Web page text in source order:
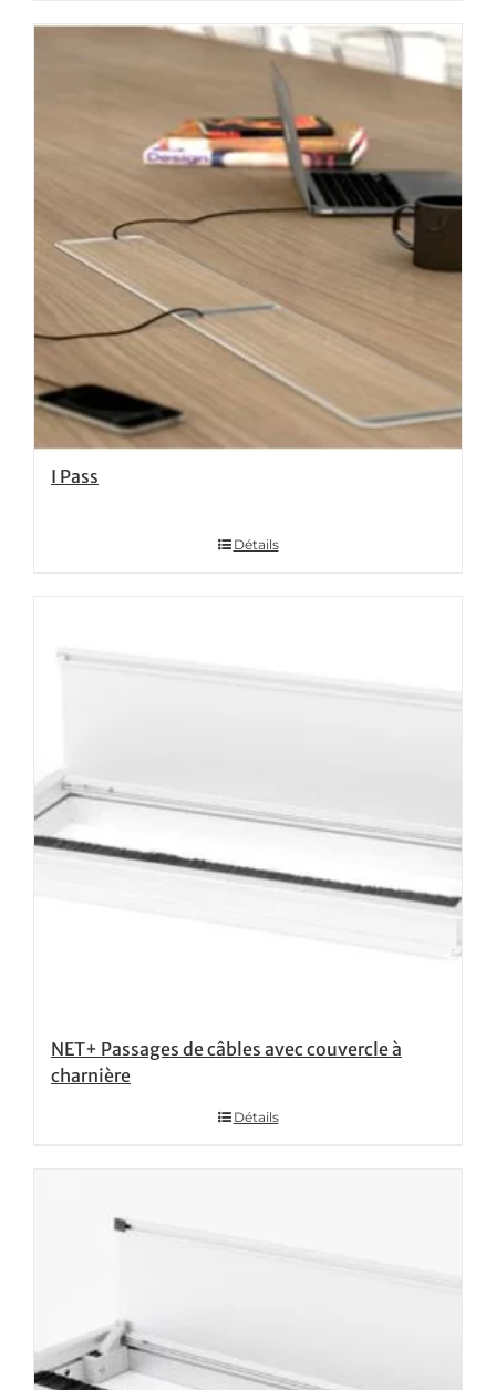
I Pass
Détails
NET+ Passages de câbles avec couvercle à
charnière
Détails